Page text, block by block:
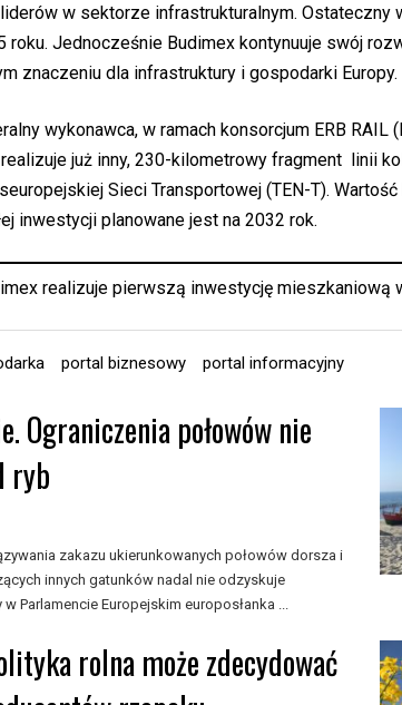
w sektorze infrastrukturalnym. Ostateczny
roku. Jednocześnie Budimex kontynuuje swój
znaczeniu dla infrastruktury i gospodarki Europy.
wykonawca, w ramach konsorcjum ERB RAIL
już inny, 230-kilometrowy fragment linii
Sieci Transportowej (TEN-T).
inwestycji planowane jest na 2032 rok.
realizuje pierwszą inwestycję mieszkaniową
portal biznesowy portal informacyjny
Ograniczenia połowów nie
ryb
zakazu ukierunkowanych połowów dorsza i
innych gatunków nadal nie odzyskuje
Parlamencie Europejskim europosłanka ...
rolna może zdecydować